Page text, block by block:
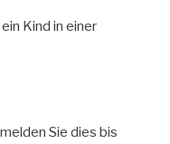
Kind in einer
Sie dies bis